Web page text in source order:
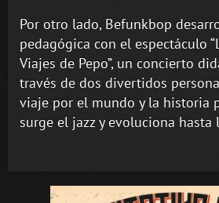
Por otro lado, Befunkbop
pedagógica con el espectáculo
Viajes de Pepo”, un concierto
través de dos divertidos
viaje por el mundo y la historia
surge el jazz y evoluciona hasta